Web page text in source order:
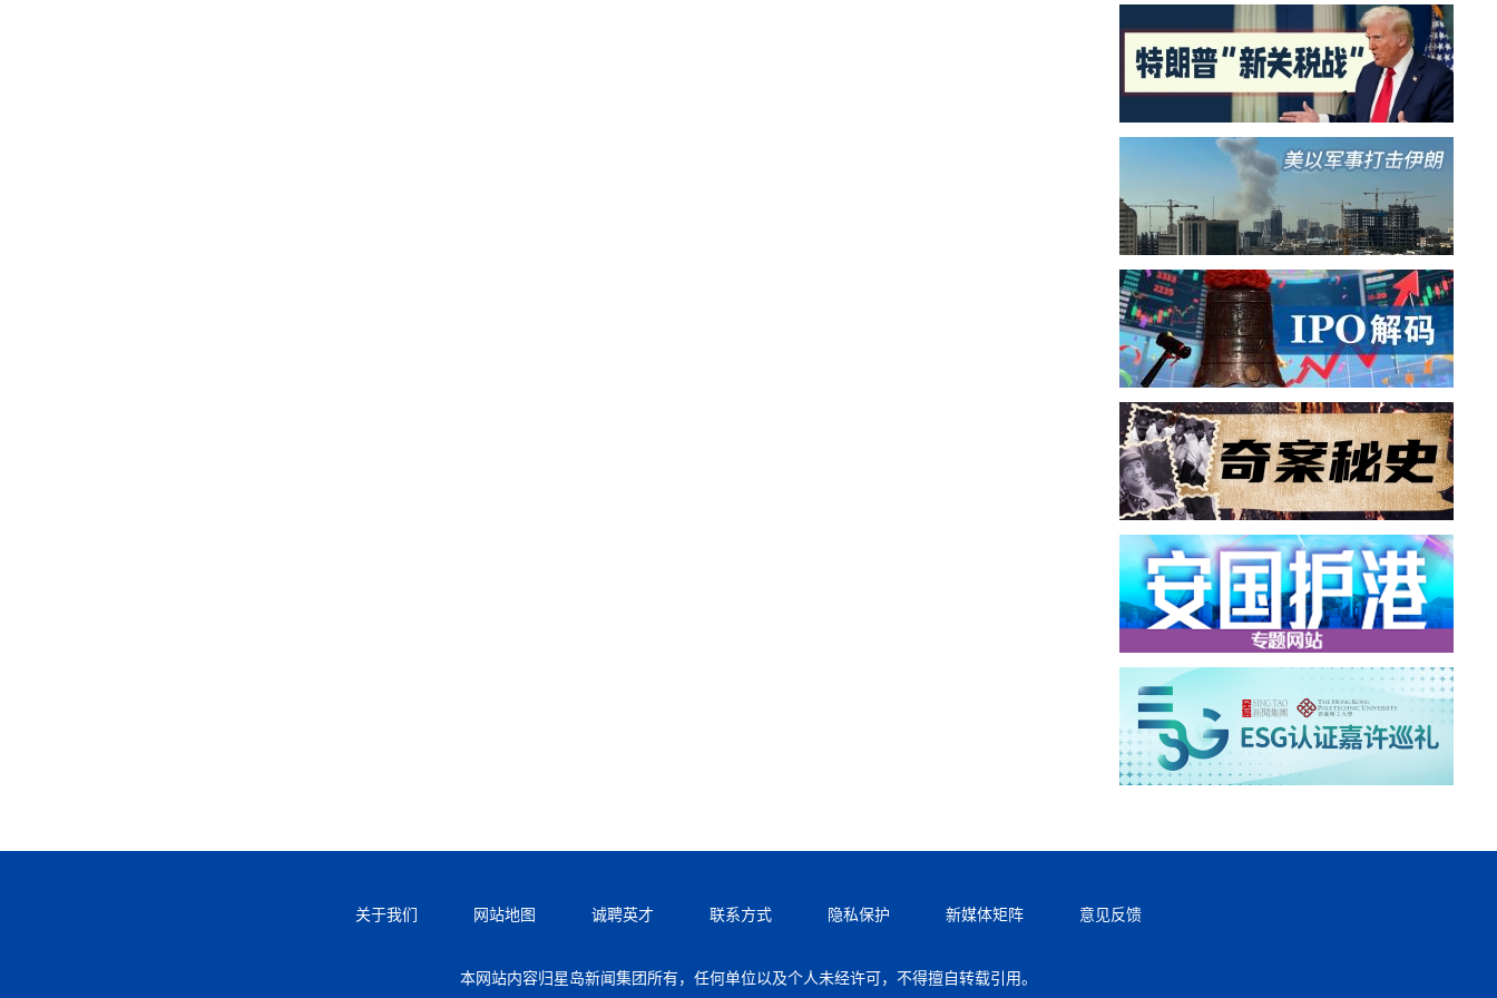
关于我们 网站地图 诚聘英才 联系方式 隐私保护 新媒体矩阵 意见反馈
本网站内容归星岛新闻集团所有，任何单位以及个人未经许可，不得擅自转载引用。